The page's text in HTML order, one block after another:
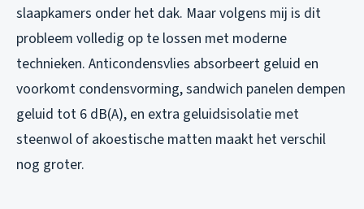
slaapkamers onder het dak. Maar volgens mij is dit
probleem volledig op te lossen met moderne
technieken. Anticondensvlies absorbeert geluid en
voorkomt condensvorming, sandwich panelen dempen
geluid tot 6 dB(A), en extra geluidsisolatie met
steenwol of akoestische matten maakt het verschil
nog groter.